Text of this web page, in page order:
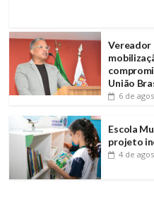
Vereador
União
6 de
Escola
projeto
4 de